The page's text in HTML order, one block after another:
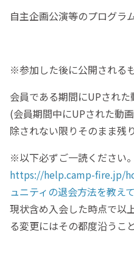
自主企画公演等のプログラ
※参加した後に公開される
会員である期間にUPされた
(会員期間中にUPされた動
除されない限りそのまま残
※以下必ずご一読ください。
https://help.camp-fire.jp/
ュニティの退会方法を教え
現状含め入会した時点で以
る変更にはその都度沿うこ